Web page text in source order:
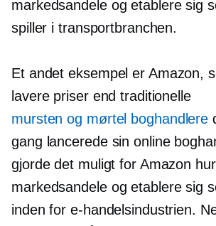
markedsandele og etablere sig
spiller i transportbranchen.
Et andet eksempel er Amazon,
lavere priser end traditionelle
mursten og mørtel boghandlere
gang lancerede sin online
gjorde det muligt for Amazon
markedsandele og etablere sig
inden for e-handelsindustrien.